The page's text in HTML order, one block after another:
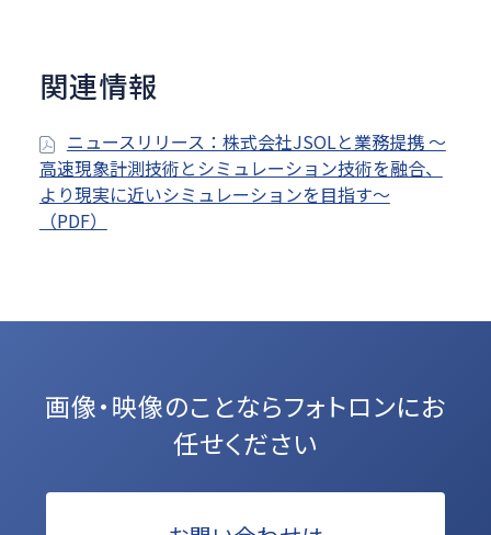
関連情報
ニュースリリース：株式会社JSOLと業務提携 ～
高速現象計測技術とシミュレーション技術を融合、
より現実に近いシミュレーションを目指す～
（PDF）
画像・映像のことならフォトロンにお
任せください